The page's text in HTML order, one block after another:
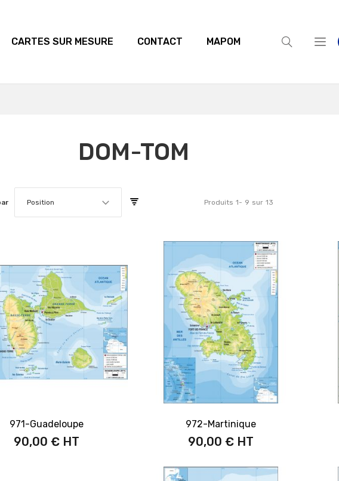
CARTES SUR MESURE CONTACT MAPOM
DOM-TOM
Position Produits 1- 9 sur 13
971-Guadeloupe
90,00 €
972-Martinique
90,00 €